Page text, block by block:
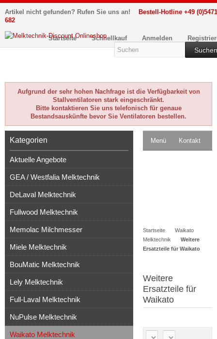
Artikel nicht gefunden? Rufen Sie uns an!
Bestell-Hotline +49
682
Anmelden
Schnellkauf
Startseite
Suchen
Aufgrund der sehr hohen Nachfrage ist die Verfügbarkeit von
Stallventilatoren stark eingeschränkt.
Bitte kontaktieren Sie uns telefonisch für genaue
Bestandsauskünfte bevor Sie Ventilatoren bestellen.
Menü Kontakt
Startseite
Waikato
Melktechnik
Weitere
Ersatzteile für Waikato
Weitere
Ersatzteile für
Waikato
Kategorien
Aktuelle Angebote
GEA / Westfalia Melktechnik
DeLaval Melktechnik
Fullwood Melktechnik
Memolac Milchmesser
Miele Melktechnik
BouMatic Melktechnik
Lely Melktechnik
Full-Laval Melktechnik
NuPulse Melktechnik
Waikato Melktechnik